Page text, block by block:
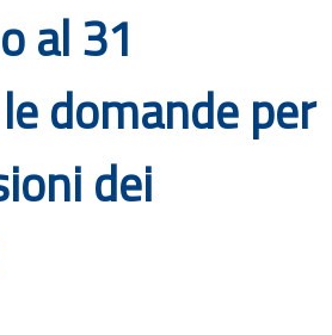
al 31
domande per
dei